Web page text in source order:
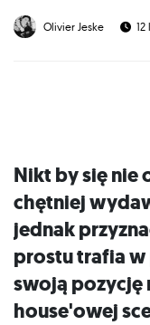
Olivier Jeske 12
Nikt by się nie
chętniej
jednak
prostu trafia
swoją pozycję
house'owej